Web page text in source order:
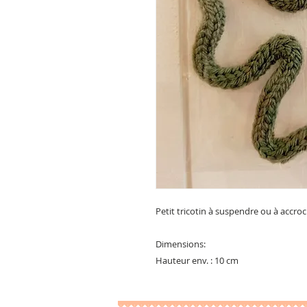
Petit tricotin à suspendre ou à
Dimensions:
Hauteur env. : 10 cm